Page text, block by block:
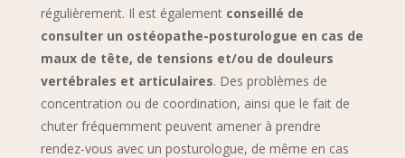
régulièrement. Il est également conseillé de
consulter un ostéopathe-posturologue en cas de
maux de tête, de tensions et/ou de douleurs
vertébrales et articulaires. Des problèmes de
concentration ou de coordination, ainsi que le fait de
chuter fréquemment peuvent amener à prendre
rendez-vous avec un posturologue, de même en cas